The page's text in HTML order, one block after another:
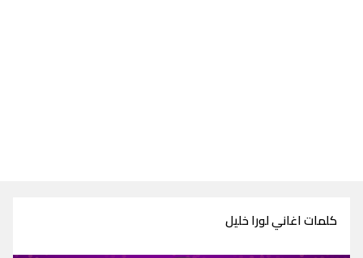
كلمات اغاني لورا خليل